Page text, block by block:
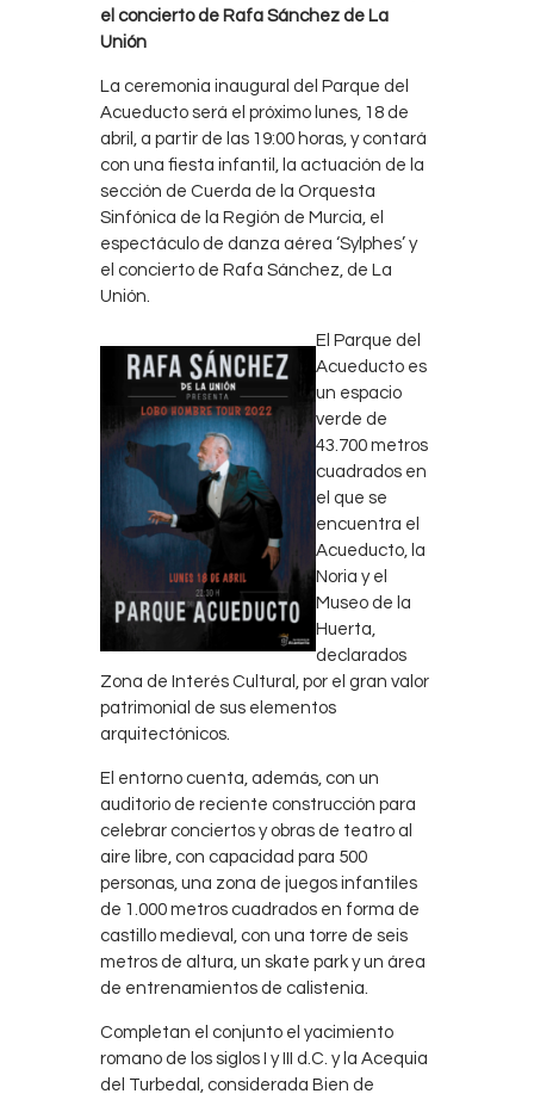
el concierto de Rafa Sánchez de La
Unión
La ceremonia inaugural del Parque del
Acueducto será el próximo lunes, 18 de
abril, a partir de las 19:00 horas, y contará
con una fiesta infantil, la actuación de la
sección de Cuerda de la Orquesta
Sinfónica de la Región de Murcia, el
espectáculo de danza aérea ‘Sylphes’ y
el concierto de Rafa Sánchez, de La
Unión.
El Parque del
Acueducto es
un espacio
verde de
43.700 metros
cuadrados en
el que se
encuentra el
Acueducto, la
Noria y el
Museo de la
Huerta,
declarados
Zona de Interés Cultural, por el gran valor
patrimonial de sus elementos
arquitectónicos.
El entorno cuenta, además, con un
auditorio de reciente construcción para
celebrar conciertos y obras de teatro al
aire libre, con capacidad para 500
personas, una zona de juegos infantiles
de 1.000 metros cuadrados en forma de
castillo medieval, con una torre de seis
metros de altura, un skate park y un área
de entrenamientos de calistenia.
Completan el conjunto el yacimiento
romano de los siglos I y III d.C. y la Acequia
del Turbedal, considerada Bien de